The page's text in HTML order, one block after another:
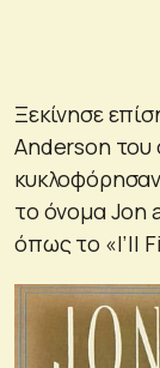
Ξεκίνησε
Anderson του
το όνομα Jon
όπως το «I’ll